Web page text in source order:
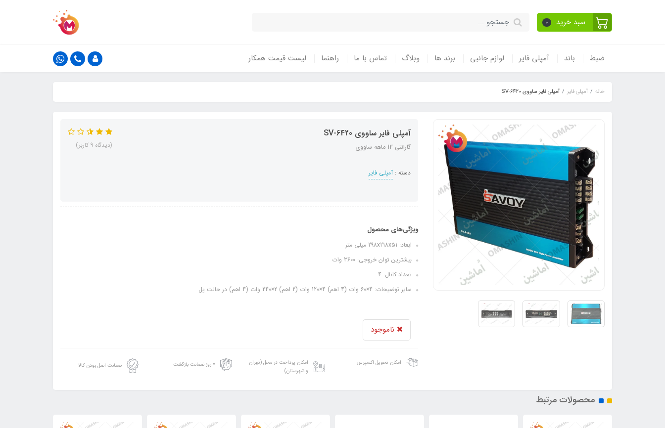
سبد خرید 0
ضبط باند آمپلی فایر لوازم جانبی برند ها وبلاگ تماس با ما راهنما لیست قیمت همکار
خانه آمپلی فایر آمپلی فایر ساووی SV-6420
آمپلی فایر ساووی SV-6420
گارانتی 12 ماهه ساووی
دسته : آمپلی فایر
(دیدگاه 9 کاربر)
ویژگی‌های محصول
ابعاد: 298x218x51 میلی متر
بیشترین توان خروجی: 3600 وات
تعداد کانال: 4
سایر توضیحات: 4×60 وات (4 اهم) 4×120 وات (2 اهم) 2×240 وات (4 اهم) در حالت پل
ناموجود
امکان تحویل اکسپرس
امکان پرداخت در محل (تهران
و شهرستان)
۷ روز ضمانت بازگشت ضمانت اصل بودن کالا
محصولات مرتبط